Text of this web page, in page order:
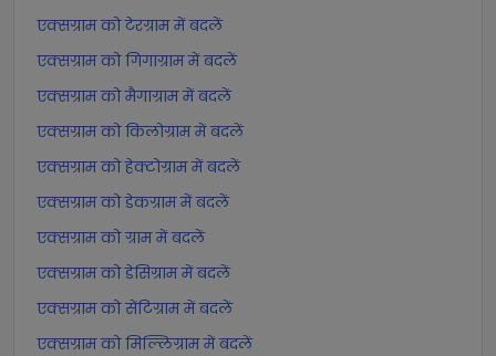
एक्सग्राम को टेरग्राम में बदलें
एक्सग्राम को गिगाग्राम में बदलें
एक्सग्राम को मैगाग्राम में बदलें
एक्सग्राम को किलोग्राम में बदलें
एक्सग्राम को हेक्टोग्राम में बदलें
एक्सग्राम को डेकग्राम में बदलें
एक्सग्राम को ग्राम में बदलें
एक्सग्राम को डेसिग्राम में बदलें
एक्सग्राम को सेंटिग्राम में बदलें
एक्सग्राम को मिल्लिग्राम में बदलें